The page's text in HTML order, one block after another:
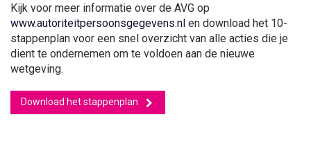
Kijk voor meer informatie over de AVG op
www.autoriteitpersoonsgegevens.nl en download het 10-
stappenplan voor een snel overzicht van alle acties die je
dient te ondernemen om te voldoen aan de nieuwe
wetgeving.
Download het stappenplan